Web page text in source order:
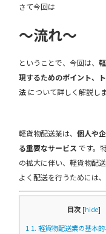
さて今回は
～流れ～
ということで、今回は、
現するためのポイント、
法 について詳しく解説し
軽貨物配送業は、個人や
る重要なサービス です。
の拡大に伴い、軽貨物配
よく配送を行うためには、
目次 [hide]
1 1. 軽貨物配送業の基本